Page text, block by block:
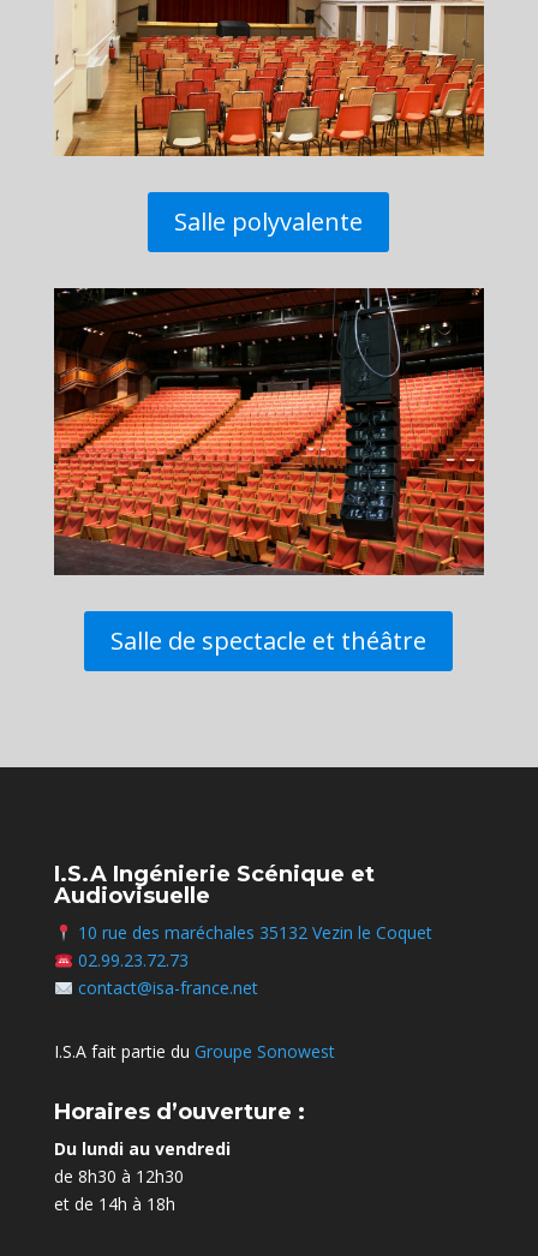
Salle polyvalente
Salle de spectacle et théâtre
I.S.A Ingénierie Scénique et
Audiovisuelle
10 rue des maréchales 35132 Vezin le Coquet
02.99.23.72.73
contact@isa-france.net
I.S.A fait partie du Groupe Sonowest
Horaires d’ouverture :
Du lundi au vendredi
de 8h30 à 12h30
et de 14h à 18h